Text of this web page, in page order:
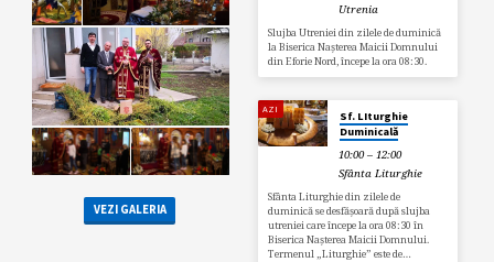
VEZI GALERIA
Utrenia
Slujba Utreniei din zilele de duminică
la Biserica Nașterea Maicii Domnului
din Eforie Nord, începe la ora 08:30.
AZI
Sf. LIturghie
Duminicală
10:00 – 12:00
Sfânta Liturghie
Sfânta Liturghie din zilele de
duminică se desfășoară după slujba
utreniei care începe la ora 08:30 în
Biserica Nașterea Maicii Domnului.
Termenul „Liturghie” este de…